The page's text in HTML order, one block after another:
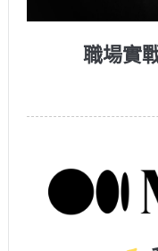
職場實